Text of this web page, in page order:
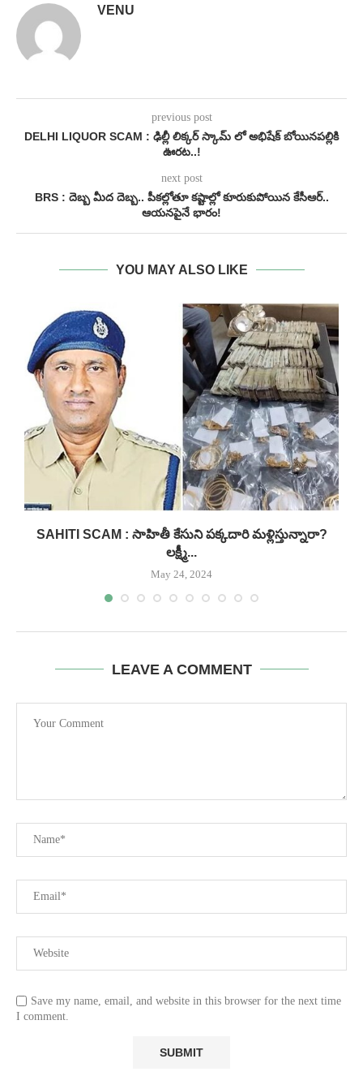
VENU
previous post
DELHI LIQUOR SCAM : ఢిల్లీ లిక్కర్ స్కామ్ లో అభిషేక్ బోయినపల్లికి
ఊరట..!
next post
BRS : దెబ్బ మీద దెబ్బ.. పీకల్లోతూ కష్టాల్లో కూరుకుపోయిన కేసీఆర్..
ఆయనపైనే భారం!
YOU MAY ALSO LIKE
SAHITI SCAM : సాహితీ కేసుని పక్కదారి మళ్లిస్తున్నారా?
లక్ష్మీ...
May 24, 2024
LEAVE A COMMENT
Save my name, email, and website in this browser for the next time
I comment.